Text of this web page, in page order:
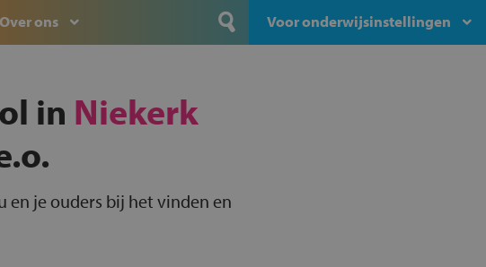
Over ons Voor onderwijsinstellingen
in Niekerk
en je ouders bij het vinden en